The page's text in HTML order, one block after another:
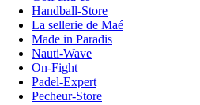
Handball-Store
La sellerie de Maé
Made in Paradis
Nauti-Wave
On-Fight
Padel-Expert
Pecheur-Store